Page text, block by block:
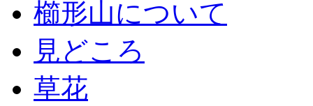
櫛形山について
見どころ
草花